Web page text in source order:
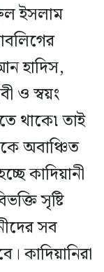
ইসলাম
হাদিস,
ও স্বয়ং
থাকে৷ তাই
অবাঞ্চিত
কাদিয়ানী
সৃষ্টি
সব
কাদিয়ানিরা